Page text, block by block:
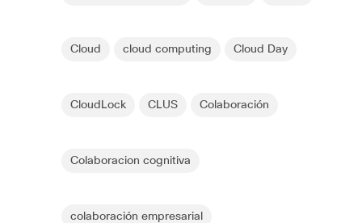
Cloud cloud computing Cloud Day
CloudLock CLUS Colaboración
Colaboracion cognitiva
colaboración empresarial